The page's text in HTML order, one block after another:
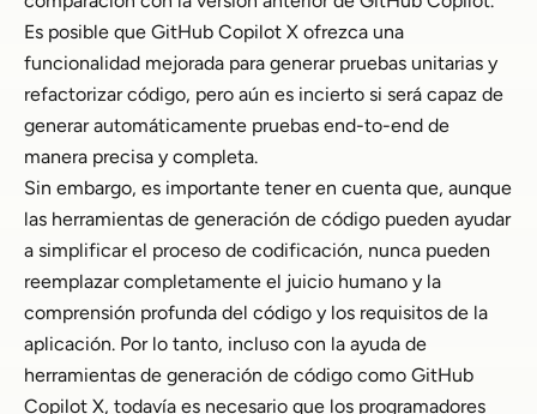
Es posible que GitHub Copilot X ofrezca una
funcionalidad mejorada para generar pruebas unitarias y
refactorizar código, pero aún es incierto si será capaz de
generar automáticamente pruebas end-to-end de
manera precisa y completa.
Sin embargo, es importante tener en cuenta que, aunque
las herramientas de generación de código pueden ayudar
a simplificar el proceso de codificación, nunca pueden
reemplazar completamente el juicio humano y la
comprensión profunda del código y los requisitos de la
aplicación. Por lo tanto, incluso con la ayuda de
herramientas de generación de código como GitHub
Copilot X, todavía es necesario que los programadores